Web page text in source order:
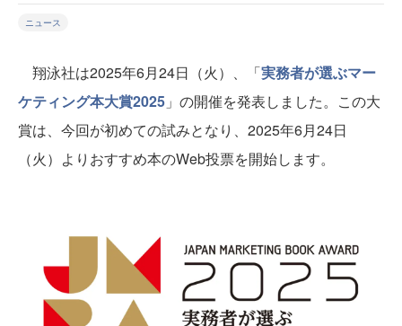
ニュース
翔泳社は2025年6月24日（火）、「実務者が選ぶマー
ケティング本大賞2025 」の開催を発表しました。この大
賞は、今回が初めての試みとなり、2025年6月24日
（火）よりおすすめ本のWeb投票を開始します。